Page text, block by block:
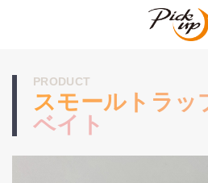
PRODUCT
スモールトラ
ベイト